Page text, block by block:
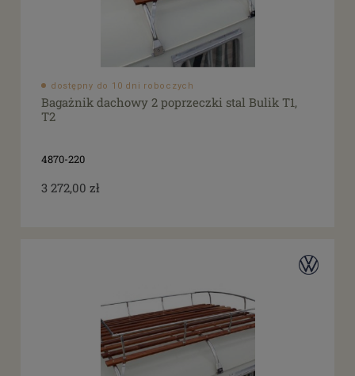
dostępny do 10 dni roboczych
Bagażnik dachowy 2 poprzeczki stal Bulik T1,
T2
4870-220
3 272,00 zł